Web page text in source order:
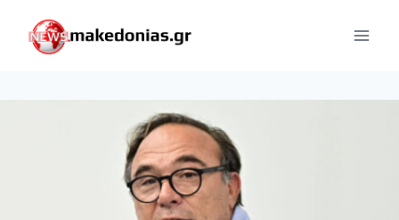
content